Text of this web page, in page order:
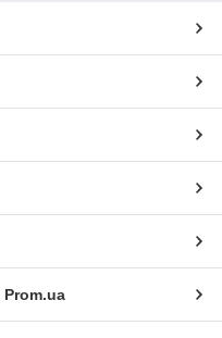
Prom.ua